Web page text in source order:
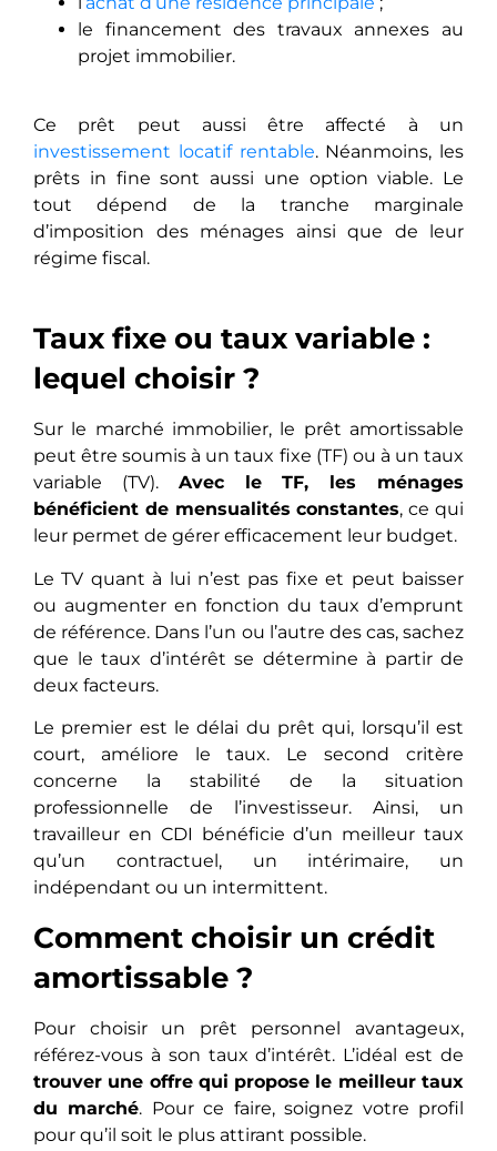
le financement des travaux annexes au
projet immobilier.
Ce prêt peut aussi être affecté à un
investissement locatif rentable. Néanmoins, les
prêts in fine sont aussi une option viable. Le
tout dépend de la tranche marginale
d’imposition des ménages ainsi que de leur
régime fiscal.
Taux fixe ou taux variable :
lequel choisir ?
Sur le marché immobilier, le prêt amortissable
peut être soumis à un taux fixe (TF) ou à un taux
variable (TV). Avec le TF, les ménages
bénéficient de mensualités constantes, ce qui
leur permet de gérer efficacement leur budget.
Le TV quant à lui n’est pas fixe et peut baisser
ou augmenter en fonction du taux d’emprunt
de référence. Dans l’un ou l’autre des cas, sachez
que le taux d’intérêt se détermine à partir de
deux facteurs.
Le premier est le délai du prêt qui, lorsqu’il est
court, améliore le taux. Le second critère
concerne la stabilité de la situation
professionnelle de l’investisseur. Ainsi, un
travailleur en CDI bénéficie d’un meilleur taux
qu’un contractuel, un intérimaire, un
indépendant ou un intermittent.
Comment choisir un crédit
amortissable ?
Pour choisir un prêt personnel avantageux,
référez-vous à son taux d’intérêt. L’idéal est de
trouver une offre qui propose le meilleur taux
du marché. Pour ce faire, soignez votre profil
pour qu’il soit le plus attirant possible.